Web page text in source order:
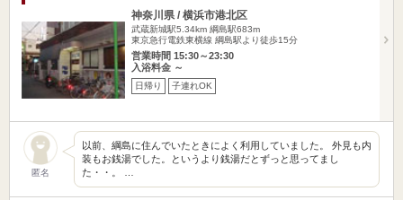
神奈川県 / 横浜市港北区
武蔵新城駅5.34km 綱島駅683m
東京急行電鉄東横線 綱島駅より徒歩15分
営業時間 15:30～23:30
入浴料金 ～
日帰り 子連れOK
匿名
以前、綱島に住んでいたときによく利用していました。 外見も内
装もお銭湯でした。というより銭湯だとずっと思ってまし
た・・。 …